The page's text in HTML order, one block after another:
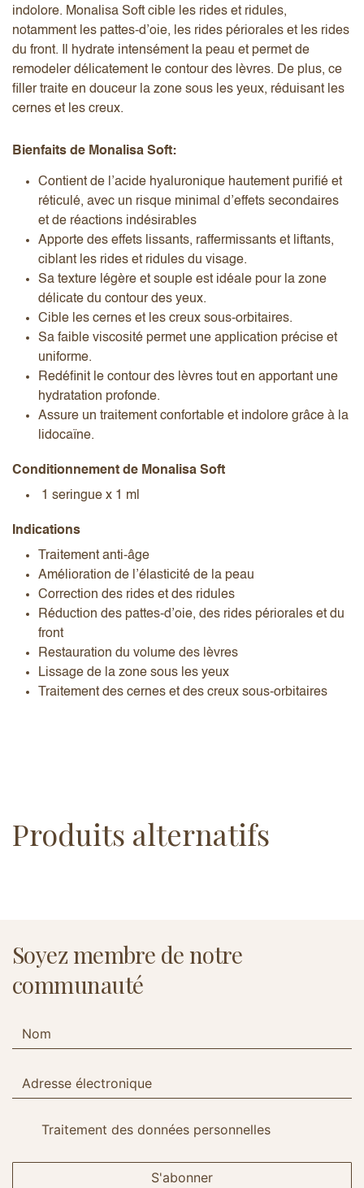
indolore. Monalisa Soft cible les rides et ridules,
notamment les pattes-d’oie, les rides périorales et les rides
du front. Il hydrate intensément la peau et permet de
remodeler délicatement le contour des lèvres. De plus, ce
filler traite en douceur la zone sous les yeux, réduisant les
cernes et les creux.
Bienfaits de Monalisa Soft:
Contient de l’acide hyaluronique hautement purifié et
réticulé, avec un risque minimal d’effets secondaires
et de réactions indésirables
Apporte des effets lissants, raffermissants et liftants,
ciblant les rides et ridules du visage.
Sa texture légère et souple est idéale pour la zone
délicate du contour des yeux.
Cible les cernes et les creux sous-orbitaires.
Sa faible viscosité permet une application précise et
uniforme.
Redéfinit le contour des lèvres tout en apportant une
hydratation profonde.
Assure un traitement confortable et indolore grâce à la
lidocaïne.
Conditionnement de Monalisa Soft
1 seringue x 1 ml
Indications
Traitement anti-âge
Amélioration de l’élasticité de la peau
Correction des rides et des ridules
Réduction des pattes-d’oie, des rides périorales et du
front
Restauration du volume des lèvres
Lissage de la zone sous les yeux
Traitement des cernes et des creux sous-orbitaires
Produits alternatifs
Soyez membre de notre
communauté
Traitement des données personnelles
S'abonner